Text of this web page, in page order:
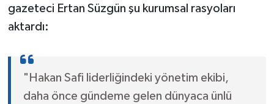
gazeteci Ertan Süzgün şu kurumsal rasyoları
aktardı:
"Hakan Safi liderliğindeki yönetim ekibi,
daha önce gündeme gelen dünyaca ünlü